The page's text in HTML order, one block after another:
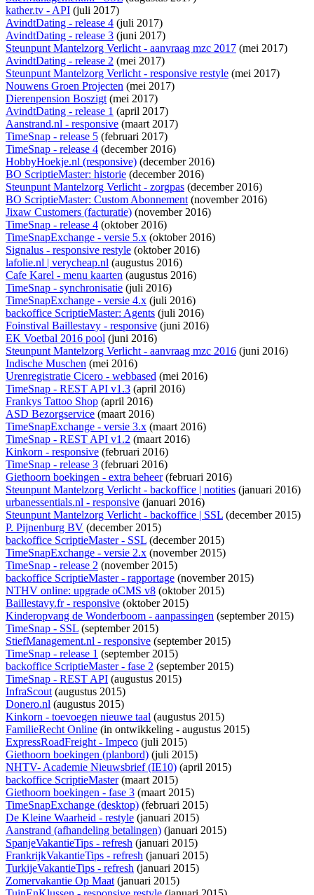
kather.tv - API (juli 2017)
AvindtDating - release 4 (juli 2017)
AvindtDating - release 3 (juni 2017)
Steunpunt Mantelzorg Verlicht - aanvraag mzc 2017 (mei 2017)
AvindtDating - release 2 (mei 2017)
Steunpunt Mantelzorg Verlicht - responsive restyle (mei 2017)
Nouwens Groen Projecten (mei 2017)
Dierenpension Boszigt(mei 2017)
AvindtDating - release 1 (april 2017)
Aanstrand.nl - responsive (maart 2017)
TimeSnap - release 5 (februari 2017)
TimeSnap - release 4 (december 2016)
HobbyHoekje.nl (responsive) (december 2016)
BO ScriptieMaster: historie (december 2016)
Steunpunt Mantelzorg Verlicht - zorgpas (december 2016)
BO ScriptieMaster: Custom Abonnement(november 2016)
Jixaw Customers (facturatie) (november 2016)
TimeSnap - release 4 (oktober 2016)
TimeSnapExchange - versie 5.x (oktober 2016)
Signalus - responsive restyle (oktober 2016)
lafolie.nl | verycheap.nl (augustus 2016)
Cafe Karel - menu kaarten (augustus 2016)
TimeSnap - synchronisatie (juli 2016)
TimeSnapExchange - versie 4.x (juli 2016)
backoffice ScriptieMaster: Agents (juli 2016)
Foinstival Baillestavy - responsive (juni 2016)
EK Voetbal 2016 pool (juni 2016)
Steunpunt Mantelzorg Verlicht - aanvraag mzc 2016 (juni 2016)
Indische Muschen (mei 2016)
Urenregistratie Cicero - webbased (mei 2016)
TimeSnap - REST API v1.3 (april 2016)
Frankys Tattoo Shop (april 2016)
ASD Bezorgservice (maart 2016)
TimeSnapExchange - versie 3.x (maart 2016)
TimeSnap - REST API v1.2 (maart 2016)
Kinkorn - responsive (februari 2016)
TimeSnap - release 3 (februari 2016)
Giethoorn boekingen - extra beheer(februari 2016)
Steunpunt Mantelzorg Verlicht - backoffice | notities (januari 2016)
urbanessentials.nl - responsive (januari 2016)
Steunpunt Mantelzorg Verlicht - backoffice | SSL (december 2015)
P. Pijnenburg BV (december 2015)
backoffice ScriptieMaster - SSL (december 2015)
TimeSnapExchange - versie 2.x (november 2015)
TimeSnap - release 2 (november 2015)
backoffice ScriptieMaster - rapportage (november 2015)
NTHV online: upgrade oCMS v8 (oktober 2015)
Baillestavy.fr - responsive (oktober 2015)
Kinderopvang de Wonderboom - aanpassingen (september 2015)
TimeSnap - SSL (september 2015)
StiefManagement.nl - responsive (september 2015)
TimeSnap - release 1 (september 2015)
backoffice ScriptieMaster - fase 2 (september 2015)
TimeSnap - REST API (augustus 2015)
InfraScout(augustus 2015)
Donero.nl (augustus 2015)
Kinkorn - toevoegen nieuwe taal (augustus 2015)
FamilieRecht Online (in ontwikkeling - augustus 2015)
ExpressRoadFreight - Impeco (juli 2015)
Giethoorn boekingen (planbord) (juli 2015)
NHTV- Academie Nieuwsbrief (IE10) (april 2015)
backoffice ScriptieMaster(maart 2015)
Giethoorn boekingen - fase 3 (maart 2015)
TimeSnapExchange (desktop) (februari 2015)
De Kleine Waarheid - restyle (januari 2015)
Aanstrand (afhandeling betalingen) (januari 2015)
SpanjeVakantieTips - refresh (januari 2015)
FrankrijkVakantieTips - refresh (januari 2015)
TurkijeVakantieTips - refresh (januari 2015)
Zomervakantie Op Maat(januari 2015)